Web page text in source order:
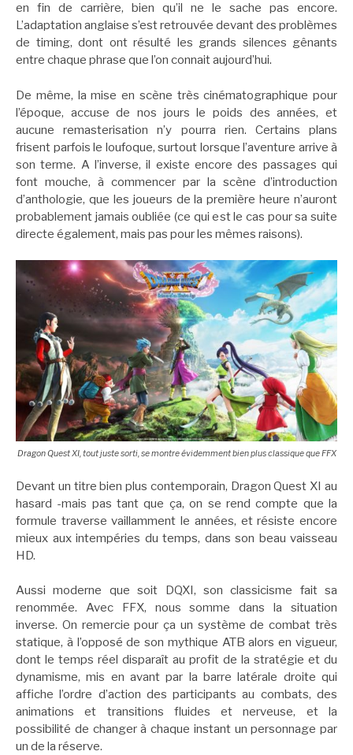
en fin de carrière, bien qu’il ne le sache pas encore.
L’adaptation anglaise s’est retrouvée devant des problèmes
de timing, dont ont résulté les grands silences gênants
entre chaque phrase que l’on connait aujourd’hui.
De même, la mise en scène très cinématographique pour
l’époque, accuse de nos jours le poids des années, et
aucune remasterisation n’y pourra rien. Certains plans
frisent parfois le loufoque, surtout lorsque l’aventure arrive à
son terme. A l’inverse, il existe encore des passages qui
font mouche, à commencer par la scène d’introduction
d’anthologie, que les joueurs de la première heure n’auront
probablement jamais oubliée (ce qui est le cas pour sa suite
directe également, mais pas pour les mêmes raisons).
Dragon Quest XI, tout juste sorti, se montre évidemment bien plus classique que FFX
Devant un titre bien plus contemporain, Dragon Quest XI au
hasard -mais pas tant que ça, on se rend compte que la
formule traverse vaillamment le années, et résiste encore
mieux aux intempéries du temps, dans son beau vaisseau
HD.
Aussi moderne que soit DQXI, son classicisme fait sa
renommée. Avec FFX, nous somme dans la situation
inverse. On remercie pour ça un système de combat très
statique, à l’opposé de son mythique ATB alors en vigueur,
dont le temps réel disparaît au profit de la stratégie et du
dynamisme, mis en avant par la barre latérale droite qui
affiche l’ordre d’action des participants au combats, des
animations et transitions fluides et nerveuse, et la
possibilité de changer à chaque instant un personnage par
un de la réserve.